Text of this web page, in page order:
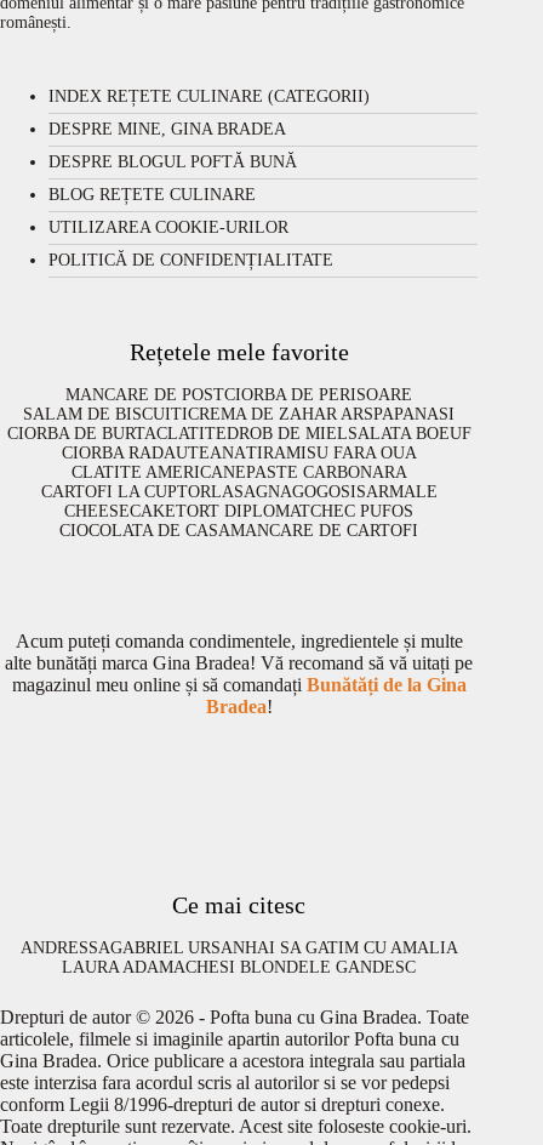
românești.
INDEX REȚETE CULINARE (CATEGORII)
DESPRE MINE, GINA BRADEA
DESPRE BLOGUL POFTĂ BUNĂ
BLOG REȚETE CULINARE
UTILIZAREA COOKIE-URILOR
POLITICĂ DE CONFIDENȚIALITATE
Rețetele mele favorite
MANCARE DE POSTCIORBA DE PERISOARE
SALAM DE BISCUITICREMA DE ZAHAR ARSPAPANASI
CIORBA DE BURTACLATITEDROB DE MIELSALATA BOEUF
CIORBA RADAUTEANATIRAMISU FARA OUA
CLATITE AMERICANEPASTE CARBONARA
CARTOFI LA CUPTORLASAGNAGOGOSISARMALE
CHEESECAKETORT DIPLOMATCHEC PUFOS
CIOCOLATA DE CASAMANCARE DE CARTOFI
Acum puteți comanda condimentele, ingredientele și multe
alte bunătăți marca Gina Bradea! Vă recomand să vă uitați pe
magazinul meu online și să comandați Bunătăți de la Gina
Bradea!
Ce mai citesc
ANDRESSAGABRIEL URSANHAI SA GATIM CU AMALIA
LAURA ADAMACHESI BLONDELE GANDESC
Drepturi de autor © 2026 - Pofta buna cu Gina Bradea. Toate
articolele, filmele si imaginile apartin autorilor Pofta buna cu
Gina Bradea. Orice publicare a acestora integrala sau partiala
este interzisa fara acordul scris al autorilor si se vor pedepsi
conform Legii 8/1996-drepturi de autor si drepturi conexe.
Toate drepturile sunt rezervate. Acest site foloseste cookie-uri.